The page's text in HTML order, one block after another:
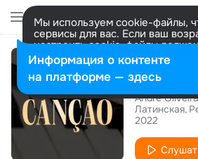
Мы используем cookie-файлы,
сервисы для вас. Если ваш
настроить cookie-файлы
представитель. Больше
Разрешить все Настроить
Tu És
André Oliveira
Латинская
2022
Информация о контенте
на платформе — здесь